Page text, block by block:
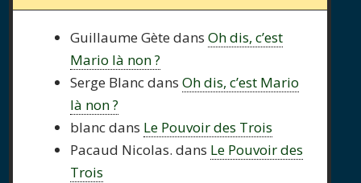
Guillaume Gète dansOh dis, c’est
Mario là non ?
Serge BlancdansOh dis, c’est Mario
là non ?
blancdans Le Pouvoir des Trois
Pacaud Nicolas. dans Le Pouvoir des
Trois